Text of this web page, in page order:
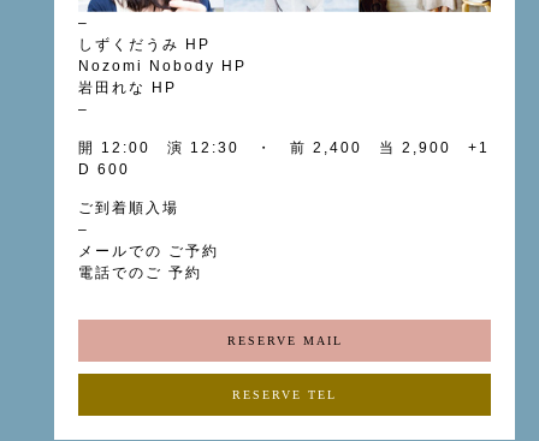
–
しずくだうみ HP
Nozomi Nobody HP
岩田れな HP
–
開 12:00 演 12:30 ・ 前 2,400 当 2,900 +1
D 600
ご到着順入場
–
メールでの ご予約
電話でのご 予約
RESERVE MAIL
RESERVE TEL